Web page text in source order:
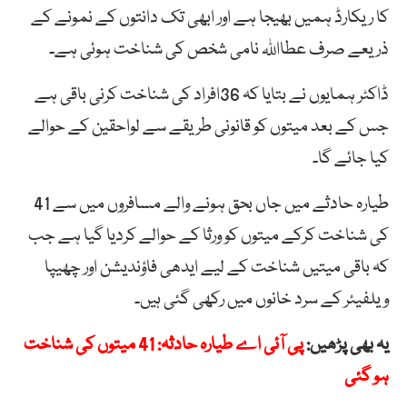
کا ریکارڈ ہمیں بھیجا ہے اور ابھی تک دانتوں کے نمونے کے
ذریعے صرف عطااللہ نامی شخص کی شناخت ہوئی ہے۔
ڈاکٹر ہمایوں نے بتایا کہ 36افراد کی شناخت کرنی باقی ہے
جس کے بعد میتوں کو قانونی طریقے سے لواحقین کے حوالے
کیا جائے گا۔
طیارہ حادثے میں جاں بحق ہونے والے مسافروں میں سے 41
کی شناخت کرکے میتوں کو ورثا کے حوالے کردیا گیا ہے جب
کہ باقی میتیں شناخت کے لیے ایدھی فاؤندیشن اور چھیپا
ویلفیئر کے سرد خانوں میں رکھی گئی ہیں۔
یہ بھی پڑھیں:
پی آئی اے طیارہ حادثہ: 41 میتوں کی شناخت
ہو گئی